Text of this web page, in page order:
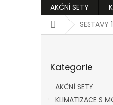
AKČNÍ SETY
DomůSESTAVY
kategorie
Kategorie
AKČNÍ SETY
KLIMATIZACE S